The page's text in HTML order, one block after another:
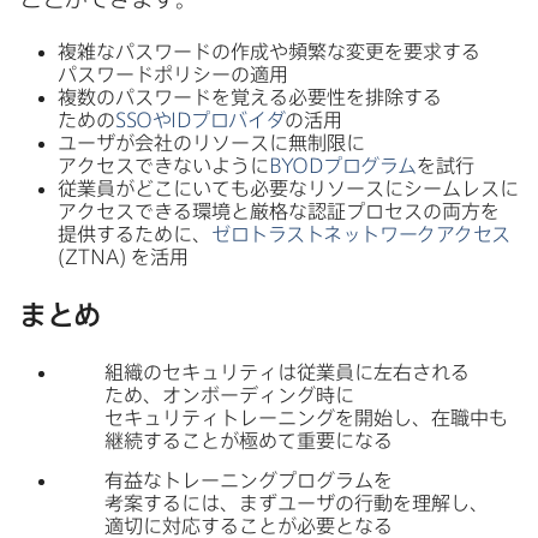
複雑な​パスワードの​作成や​頻繁な​変更を​要求する​
パスワードポリシーの​適用
複数の​パスワードを​覚える​必要性を​排除する​
ためのSSOや IDプロバイダの​活用
ユーザが​会社の​リソースに​無制限に​
アクセスできないように BYODプログラムを​試行
従業員が​どこに​いても​必要な​リソースに​シームレスに​
アクセスできる​環境と​厳格な​認証プロセスの​両方を​
提供する​ために、 ゼロトラストネットワークアクセス
(ZTNA) を​活用
まとめ
組織の​セキュリティは​従業員に​左右される​
ため、​オンボーディング時に​
セキュリティトレーニングを​開始し、​在職中も​
継続する​ことが​極めて​重要に​なる
有益な​トレーニングプログラムを​
考案するには、​まずユーザの​行動を​理解し、​
適切に​対応する​ことが​必要と​なる